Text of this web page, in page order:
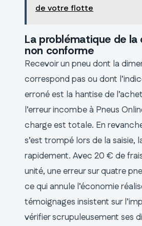
de votre flotte
La problématique de la
non conforme
Recevoir un pneu dont la
correspond pas ou dont
erroné est la hantise de
l’erreur incombe à Pneus
charge est totale. En
s’est trompé lors de la saisie,
rapidement. Avec 20 € de
unité, une erreur sur quatre
ce qui annule l’économie
témoignages insistent sur
vérifier scrupuleusement ses